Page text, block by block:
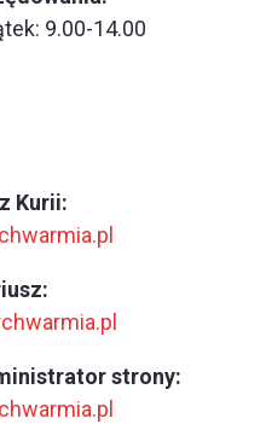
9.00-14.00
Kurii:
strony: